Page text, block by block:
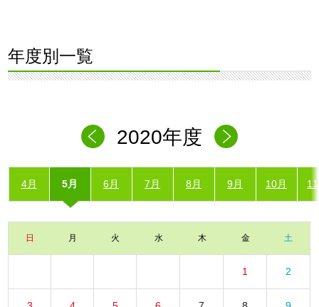
年度別一覧
2020年度
4月 5月 6月 7月 8月 9月 10月
日 月 火 水 木 金 土
1 2